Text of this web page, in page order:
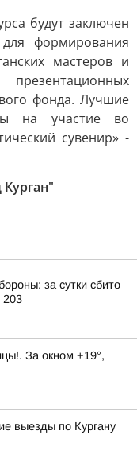
будут заключен
формирования
мастеров и
фонда. Лучшие
на участие во
сувенир» -
за сутки сбито
За окном +19°,
выезды по Кургану